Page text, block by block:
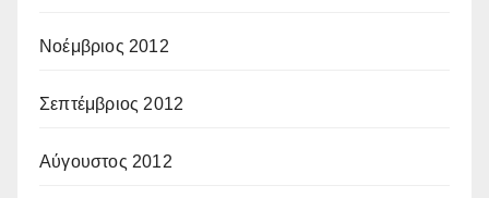
Νοέμβριος 2012
Σεπτέμβριος 2012
Αύγουστος 2012